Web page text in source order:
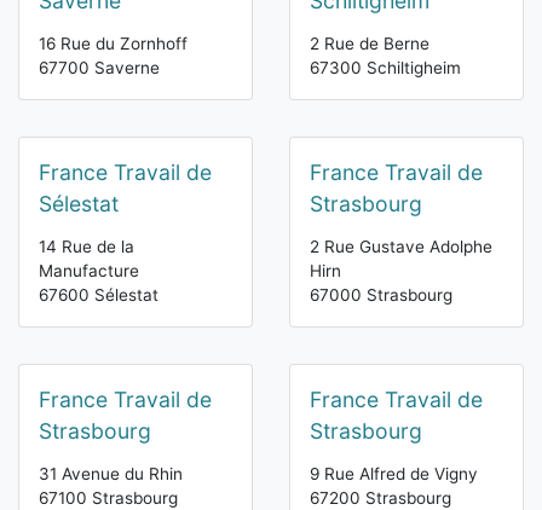
16 Rue du Zornhoff
67700 Saverne
2 Rue de Berne
67300 Schiltigheim
France Travail de
Sélestat
14 Rue de la
Manufacture
67600 Sélestat
France Travail de
Strasbourg
2 Rue Gustave Adolphe
Hirn
67000 Strasbourg
France Travail de
Strasbourg
31 Avenue du Rhin
67100 Strasbourg
France Travail de
Strasbourg
9 Rue Alfred de Vigny
67200 Strasbourg